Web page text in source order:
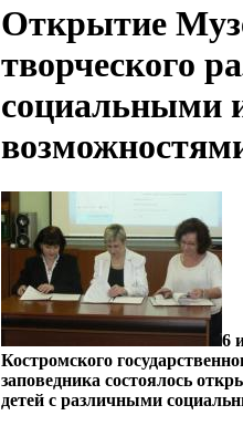
Открытие
творческого
социальными
6
Костромского
заповедника состоялось
детей с различными